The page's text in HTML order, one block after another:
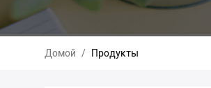
Домой / Продукты